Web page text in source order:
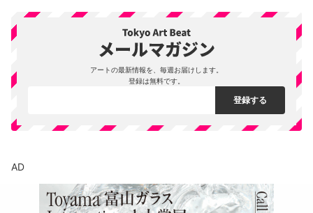
アートの最新情報を、毎週お届けします。
登録は無料です。
AD